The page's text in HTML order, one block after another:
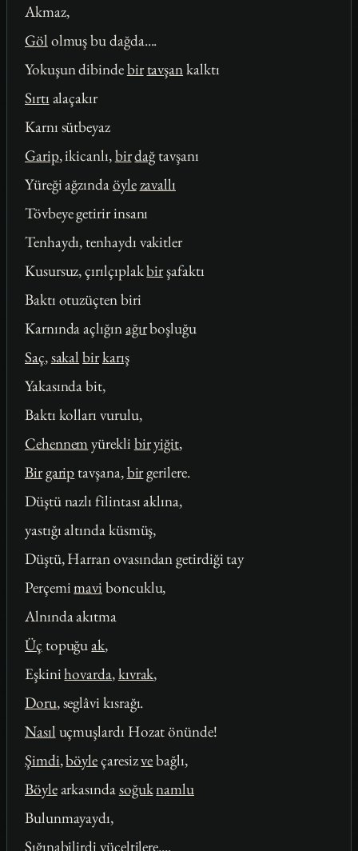
Akmaz,
Göl olmuş bu dağda....
Yokuşun dibindebir tavşankalktı
Sırtı alaçakır
Karnı sütbeyaz
Garip, ikicanlı,birdağtavşanı
Yüreği ağzındaöylezavallı
Tövbeye getirir insanı
Tenhaydı, tenhaydı vakitler
Kusursuz, çırılçıplakbirşafaktı
Baktı otuzüçten biri
Karnında açlığınağırboşluğu
Saç,sakal birkarış
Yakasında bit,
Baktı kolları vurulu,
Cehennemyürekli biryiğit,
Birgarip tavşana,birgerilere.
Düştü nazlı filintası aklına,
yastığı altında küsmüş,
Düştü, Harran ovasından getirdiği tay
Perçemimavi boncuklu,
Alnında akıtma
Üç topuğuak,
Eşkinihovarda,kıvrak,
Doru, seglâvi kısrağı.
Nasıl uçmuşlardı Hozat önünde!
Şimdi,böyleçaresizvebağlı,
Böylearkasındasoğuknamlu
Bulunmayaydı,
Sığınabilirdi yüceltilere....